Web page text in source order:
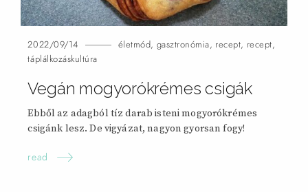
2022/09/14 életmód, gasztronómia, recept, recept,
táplálkozáskultúra
Vegán mogyorókrémes csigák
Ebből az adagból tíz darab isteni mogyorókrémes
csigánk lesz. De vigyázat, nagyon gyorsan fogy!
read